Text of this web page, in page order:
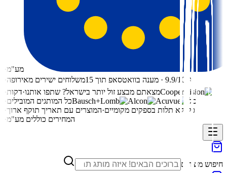
מע"מ·
משלוחים ישירים מאירופה·
⭐ 9.9/10 · מענה בוואטסאפ תוך 15
דקות· מצאתם מבצע זול יותר בישראל? שתפו אותנו·
כל המותגים המובילים·
כל
המוצרים עם תאריך תוקף ארוך· ללא תלות בספקים מקומיים·
כל
המחירים כוללים מע"מ·
חיפוש מוצרים